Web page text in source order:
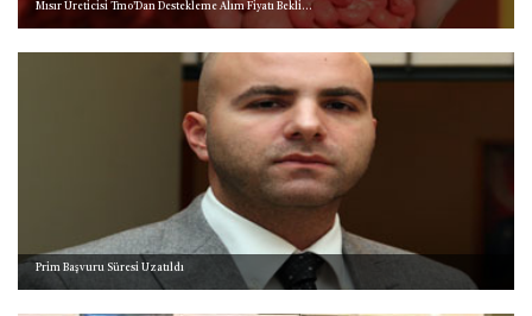
Mısır Üreticisi Tmo’Dan Destekleme Alım Fiyatı Bekli...
Prim Başvuru Süresi Uzatıldı